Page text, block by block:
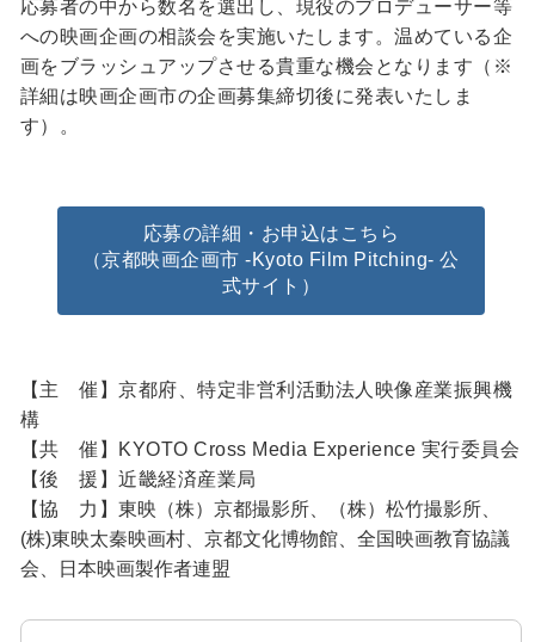
応募者の中から数名を選出し、現役のプロデューサー等
への映画企画の相談会を実施いたします。温めている企
画をブラッシュアップさせる貴重な機会となります（※
詳細は映画企画市の企画募集締切後に発表いたしま
す）。
応募の詳細・お申込はこちら
（京都映画企画市 -Kyoto Film Pitching- 公
式サイト）
【主 催】京都府、特定非営利活動法人映像産業振興機
構
【共 催】KYOTO Cross Media Experience 実行委員会
【後 援】近畿経済産業局
【協 力】東映（株）京都撮影所、（株）松竹撮影所、
(株)東映太秦映画村、京都文化博物館、全国映画教育協議
会、日本映画製作者連盟